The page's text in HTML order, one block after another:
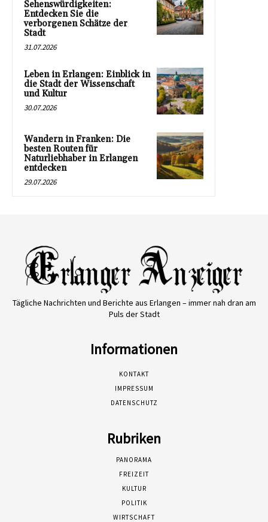
Sehenswürdigkeiten:
Entdecken Sie die
verborgenen Schätze der
Stadt
31.07.2026
Leben in Erlangen: Einblick in
die Stadt der Wissenschaft
und Kultur
30.07.2026
Wandern in Franken: Die
besten Routen für
Naturliebhaber in Erlangen
entdecken
29.07.2026
Tägliche Nachrichten und Berichte aus Erlangen – immer nah dran am
Puls der Stadt
Informationen
KONTAKT
IMPRESSUM
DATENSCHUTZ
Rubriken
PANORAMA
FREIZEIT
KULTUR
POLITIK
WIRTSCHAFT